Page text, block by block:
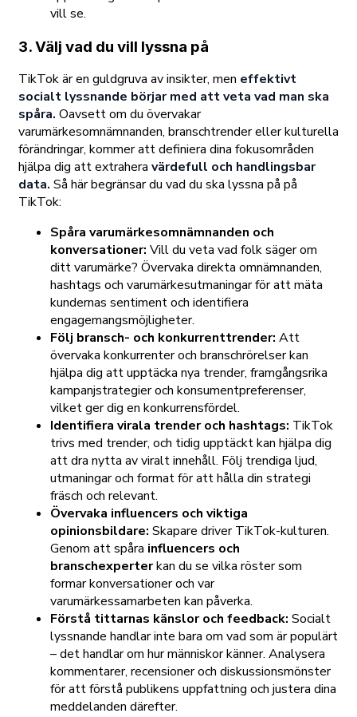
vill se.
3. Välj vad du vill lyssna på
TikTok är en guldgruva av insikter, men effektivt
socialt lyssnande börjar med att veta vad man ska
spåra. Oavsett om du övervakar
varumärkesomnämnanden, branschtrender eller kulturella
förändringar, kommer att definiera dina fokusområden
hjälpa dig att extrahera värdefull och handlingsbar
data. Så här begränsar du vad du ska lyssna på på
TikTok:
Spåra varumärkesomnämnanden och
konversationer: Vill du veta vad folk säger om
ditt varumärke? Övervaka direkta omnämnanden,
hashtags och varumärkesutmaningar för att mäta
kundernas sentiment och identifiera
engagemangsmöjligheter.
Följ bransch- och konkurrenttrender: Att
övervaka konkurrenter och branschrörelser kan
hjälpa dig att upptäcka nya trender, framgångsrika
kampanjstrategier och konsumentpreferenser,
vilket ger dig en konkurrensfördel.
Identifiera virala trender och hashtags: TikTok
trivs med trender, och tidig upptäckt kan hjälpa dig
att dra nytta av viralt innehåll. Följ trendiga ljud,
utmaningar och format för att hålla din strategi
fräsch och relevant.
Övervaka influencers och viktiga
opinionsbildare: Skapare driver TikTok-kulturen.
Genom att spåra influencers och
branschexperterkan du se vilka röster som
formar konversationer och var
varumärkessamarbeten kan påverka.
Förstå tittarnas känslor och feedback: Socialt
lyssnande handlar inte bara om vad som är populärt
– det handlar om hur människor känner. Analysera
kommentarer, recensioner och diskussionsmönster
för att förstå publikens uppfattning och justera dina
meddelanden därefter.